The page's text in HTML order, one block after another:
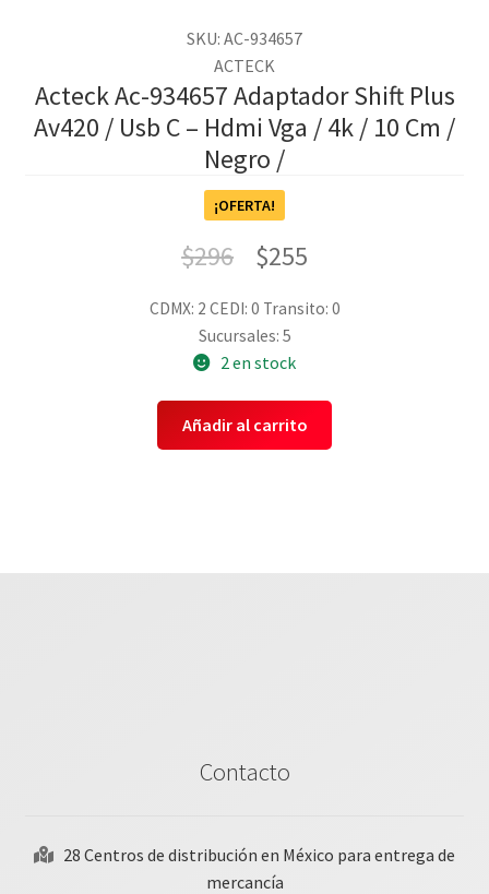
SKU: AC-934657
ACTECK
Acteck Ac-934657 Adaptador Shift Plus
Av420 / Usb C – Hdmi Vga / 4k / 10 Cm /
Negro /
¡OFERTA!
$296 $255
CDMX: 2 CEDI: 0 Transito: 0
Sucursales: 5
2 en stock
Añadir al carrito
Contacto
28 Centros de distribución en México para entrega de
mercancía